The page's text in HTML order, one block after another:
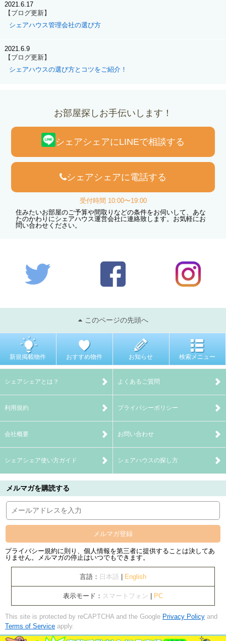
2021.6.17
【ブログ更新】
シェアハウス管理会社の選び方
2021.6.9
【ブログ更新】
シェアハウスの選び方とコツをご紹介！
お部屋探しお手伝いします！
シェアシェアにLINEで相談する
シェアシェアに電話する
受付時間 10:00〜19:00
住みたいお部屋のご予算や間取りなどの条件をお伺いして、あな
たのかわりにシェアハウス運営会社に連絡致します。お気軽にお
問い合わせください。
このページの先頭へ
新規掲載物件 おすすめ物件 お知らせ 検索メニュー
シェアシェアとは？ よくあるご質問
利用規約 プライバシーポリシー
会社概要 お問い合わせ
シェアシェア使い方ガイド シェアハウスの探し方
メルマガを購読する
メルマガ登録
プライバシー規約に則り、個人情報を第三者に提供することは決してあ
りません。メルマガの停止はいつでもできます。
言語： 日本語 English
表示モード： スマートフォン PC
This site is protected by reCAPTCHA and the Google Privacy Policy and
Terms of Service apply.